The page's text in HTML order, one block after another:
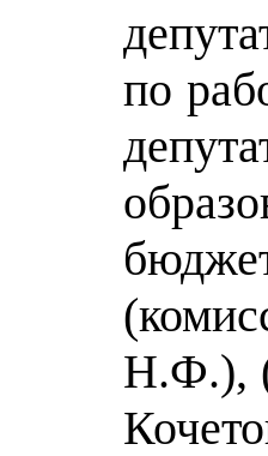
по
Н.Ф.),